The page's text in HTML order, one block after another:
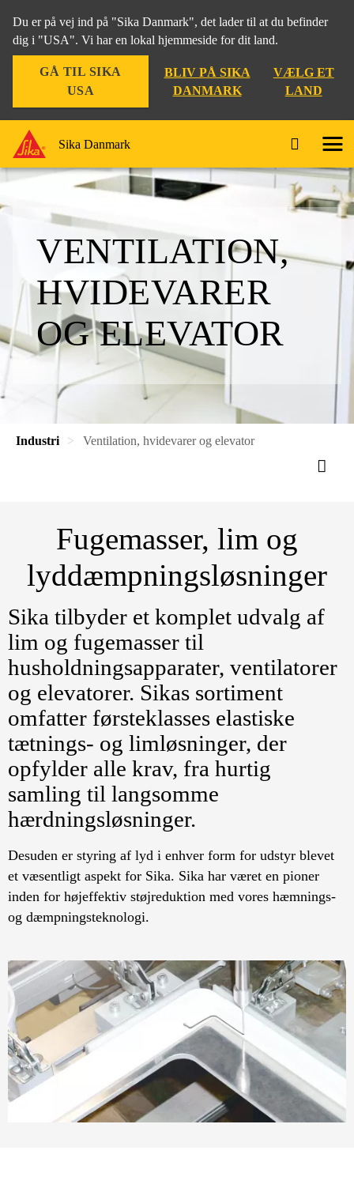
Du er på vej ind på "Sika Danmark", det lader til at du befinder
dig i "USA". Vi har en lokal hjemmeside for dit land.
GÅ TIL SIKA
USA
BLIV PÅ SIKA
DANMARK
VÆLG ET
LAND
Sika Danmark
VENTILATION,
HVIDEVARER
OG ELEVATOR
Industri Ventilation, hvidevarer og elevator
Fugemasser, lim og
lyddæmpningsløsninger
Sika tilbyder et komplet udvalg af
lim og fugemasser til
husholdningsapparater, ventilatorer
og elevatorer. Sikas sortiment
omfatter førsteklasses elastiske
tætnings- og limløsninger, der
opfylder alle krav, fra hurtig
samling til langsomme
hærdningsløsninger.
Desuden er styring af lyd i enhver form for udstyr blevet
et væsentligt aspekt for Sika. Sika har været en pioner
inden for højeffektiv støjreduktion med vores hæmnings-
og dæmpningsteknologi.